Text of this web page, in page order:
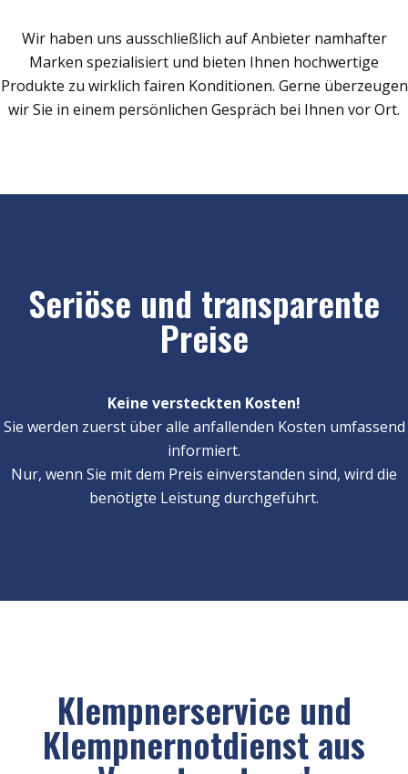
Wir haben uns ausschließlich auf Anbieter namhafter
Marken spezialisiert und bieten Ihnen hochwertige
Produkte zu wirklich fairen Konditionen. Gerne überzeugen
wir Sie in einem persönlichen Gespräch bei Ihnen vor Ort.
Seriöse und transparente
Preise
Keine versteckten Kosten!
Sie werden zuerst über alle anfallenden Kosten umfassend
informiert.
Nur, wenn Sie mit dem Preis einverstanden sind, wird die
benötigte Leistung durchgeführt.
Klempnerservice und
Klempnernotdienst aus